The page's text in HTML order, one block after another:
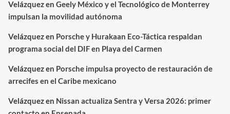
Velázquezen Geely México y el Tecnológico de Monterrey
impulsan la movilidad autónoma
Velázquezen Porsche y Hurakaan Eco-Táctica respaldan
programa social del DIF en Playa del Carmen
Velázquezen Porsche impulsa proyecto de restauración de
arrecifes en el Caribe mexicano
Velázquezen Nissan actualiza Sentra y Versa 2026: primer